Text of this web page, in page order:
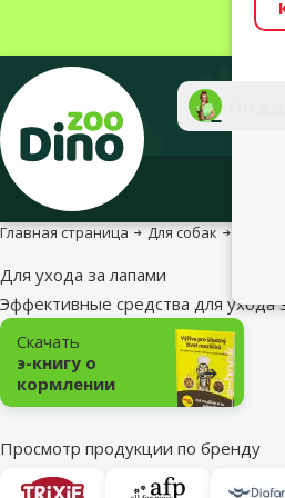
Главная страница Для собак
Для ухода за лапами
Эффективные средства для ухода
Подкатегория
Скачать
э-книгу о
кормлении
Просмотр продукции по бренду